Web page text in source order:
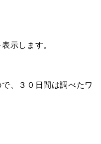
示します。
、３０日間は調べたワ